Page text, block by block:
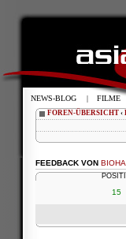
FOREN-ÜBERSICHT ‹
FEEDBACK VON
15
NEWS-BLOG | FILME